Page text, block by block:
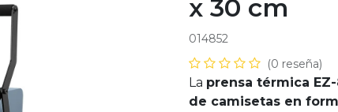
x 30 cm
014852
(0 reseña)
La prensa térmica
de camisetas en